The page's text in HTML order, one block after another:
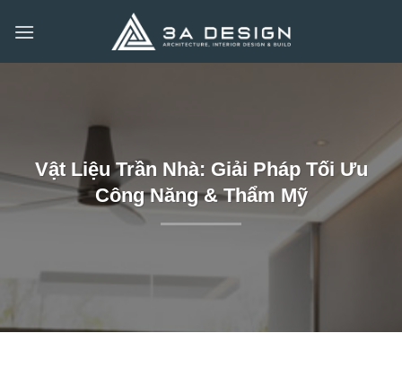
qua
Vật Liệu Trần Nhà: Giải Pháp Tối Ưu
Công Năng & Thẩm Mỹ